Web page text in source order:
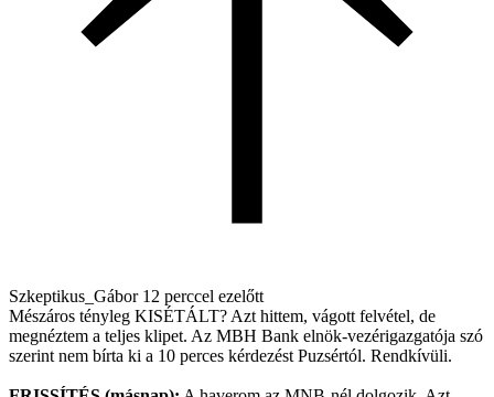
Szkeptikus_Gábor 12 perccel ezelőtt
Mészáros tényleg KISÉTÁLT? Azt hittem, vágott felvétel, de
megnéztem a teljes klipet. Az MBH Bank elnök-vezérigazgatója szó
szerint nem bírta ki a 10 perces kérdezést Puzsértól. Rendkívüli.